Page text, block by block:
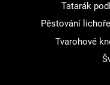
Tatarák
Pěstování
Tvarohové